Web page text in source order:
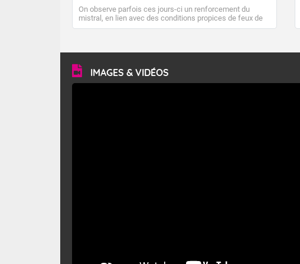
On observe parfois ces jours-ci un renforcement du
mistral, en lien avec des conditions propices de feux de
forêt. Mais qu'est-ce que le mistral ? Quelles sont ses
vitesse moyenne de 50 km/h et atteindre 80 à 100 km/h
en rafales, parfois davantage. Il parcourt la basse vallée
du Rhône et la Provence et envahit le littoral
méditerranéen à partir de la Camargue.
IMAGES & VIDÉOS